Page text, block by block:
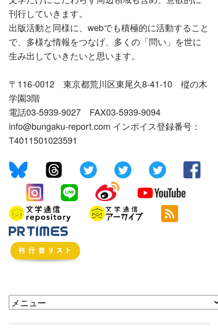
刊行していきます。
出版活動と同様に、webでも積極的に活動すること
で、多様な情報をつなげ、多くの「問い」を世に
生み出していきたいと思います。
〒116-0012 東京都荒川区東尾久8-41-10 樅の木
学園3階
電話03-5939-9027 FAX03-5939-9094
info@bungaku-report.com インボイス登録番号：
T4011501023591